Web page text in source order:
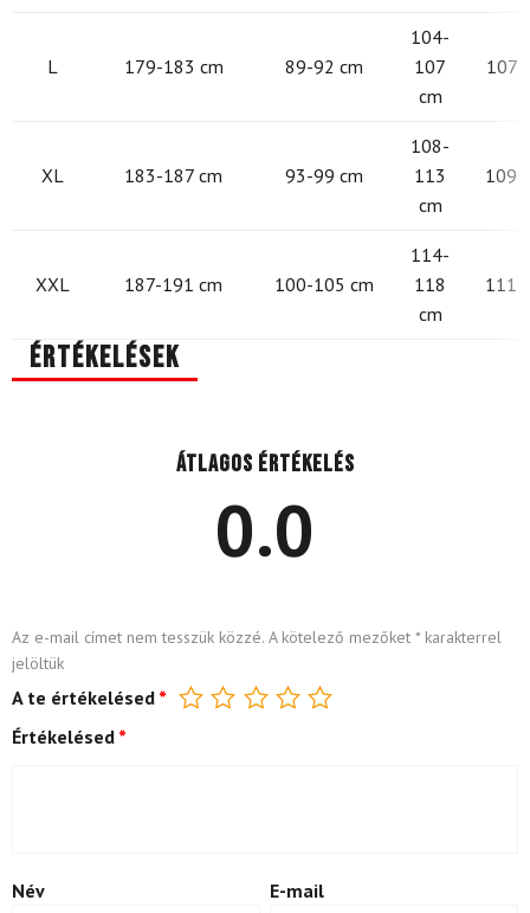
L 179-183 cm 89-92 cm
104-
107
cm
107
XL 183-187 cm 93-99 cm
108-
113
cm
109
XXL 187-191 cm 100-105 cm
114-
118
cm
111
Értékelések
Átlagos értékelés
0.0
Az e-mail címet nem tesszük közzé. A kötelező mezőket *karakterrel
jelöltük
A te értékelésed *
Értékelésed *
Név E-mail